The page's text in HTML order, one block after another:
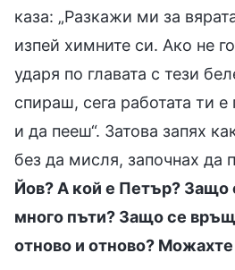
каза: „Разкажи ми за
изпей химните си. Ако не
ударя по главата с тези
спираш, сега работата ти
и да пееш“. Затова запях
без да мисля, започнах да
Йов? А кой е Петър? Защо
много пъти? Защо се
отново и отново?